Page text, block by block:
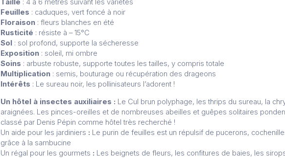
Taille : 4 à 6 mètres suivant les variétés
Feuilles : caduques, vert foncé à noir
Floraison : fleurs blanches en été
Rusticité : résiste à – 15°C
Sol : sol profond, supporte la sécheresse
Exposition : soleil, mi ombre
Soins : arbuste robuste, supporte toutes les tailles, y compris totale
Multiplication : semis, bouturage ou récupération des drageons
Intérêts : Le sureau noir, les pollinisateurs l’adorent !
Un hôtel à insectes auxiliaires : Le Cul brun polyphage, les thrips du sureau, la
araignées. Les pinces-oreilles et de nombreuses abeilles et guêpes solitaires
classé par Denis Pépin comme hôtel très recherché !
Un aide pour les jardiniers : Le purin de feuilles est un répulsif de pucerons,
grâce à la sambucine
Un régal pour les gourmets : Les beignets de fleurs, les confitures de baies, les